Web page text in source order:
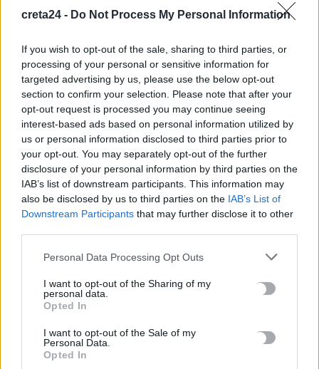
creta24 - Do Not Process My Personal Information
If you wish to opt-out of the sale, sharing to third parties, or
processing of your personal or sensitive information for
targeted advertising by us, please use the below opt-out
section to confirm your selection. Please note that after your
opt-out request is processed you may continue seeing
interest-based ads based on personal information utilized by
us or personal information disclosed to third parties prior to
your opt-out. You may separately opt-out of the further
disclosure of your personal information by third parties on the
IAB’s list of downstream participants. This information may
also be disclosed by us to third parties on the IAB’s List of
Downstream Participants that may further disclose it to other
Personal Data Processing Opt Outs
I want to opt-out of the Sharing of my
personal data.
Opted In
I want to opt-out of the Sale of my
Personal Data.
Opted In
τραπεζών
8 Αυγούστου, 2026
Ισπανία: Η συγκινητική επανένωση γυναίκας με τα
γαϊδουράκια της μετά τις πυρκαγιές
8 Αυγούστου, 2026
Στις 19 Αυγούστου η γενική συνέλευση του συλλόγου
κρεοπωλών Χανίων
8 Αυγούστου, 2026
Νέος κύκλος μαθημάτων Κινεζικής Γλώσσας στο
8 Αυγούστου, 2026
Άνοια: Ποια είναι τα επαγγέλματα που προστατεύουν τον
εγκέφαλο
8 Αυγούστου, 2026